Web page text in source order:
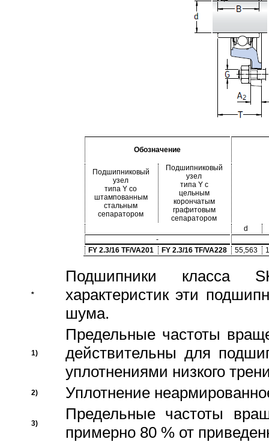
Обозначение
Подшипниковый
узел
типа Y со
штампованным
стальным
сепаратором
Подшипниковый
узел
типа Y с
цельным
корончатым
графитовым
сепаратором
d
-
FY 2.3/16 TF/VA201
FY 2.3/16 TF/VA228 55,563
*
Подшипники класса
характеристик эти
шума.
1)
Предельные частоты
действительны для
уплотнениями низкого
2) Уплотнение
3)
Предельные частоты
примерно 80 % от